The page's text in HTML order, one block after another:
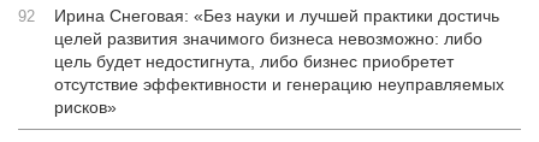
92
Ирина Снеговая: «Без науки и лучшей практики достичь
целей развития значимого бизнеса невозможно: либо
цель будет недостигнута, либо бизнес приобретет
отсутствие эффективности и генерацию неуправляемых
рисков»